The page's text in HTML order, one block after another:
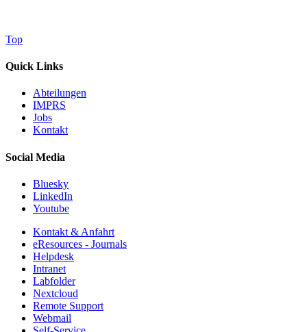
Top
Quick Links
Abteilungen
IMPRS
Jobs
Kontakt
Social Media
Bluesky
LinkedIn
Youtube
Kontakt & Anfahrt
eResources - Journals
Helpdesk
Intranet
Labfolder
Nextcloud
Remote Support
Webmail